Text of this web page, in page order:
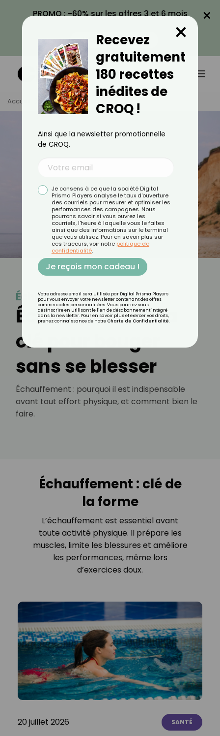
PROMO : -60% sur les offres 3 et 6 mois
VOIR LA PROMO
×
Accueil Tag Échauffement
Échauffement
Échauffement : la
clé pour bouger
sans se blesser
Échauffement : pourquoi il est indispensable
avant tout effort physique, et comment bien le
faire.
Échauffement : clé de
la forme
L’échauffement est essentiel avant
toute activité physique. Il prépare les
muscles, limite les blessures et améliore
les performances, même lors
d’exercices doux.
20 juillet 2026 SANTÉ
Recevez
gratuitement
180 recettes
inédites de
CROQ !
×
Ainsi que la newsletter promotionnelle
de CROQ.
Je consens à ce que la société Digital
Prisma Players analyse le taux d'ouverture
des courriels pour mesurer et optimiser les
performances des campagnes. Nous
pourrons savoir si vous ouvrez les
courriels, l'heure à laquelle vous le faites
ainsi que des informations sur le terminal
que vous utilisez. Pour en savoir plus sur
ces traceurs, voir notre politique de
confidentialité.
Je reçois mon cadeau !
Votre adresse email sera utilisée par Digital Prisma Players
pour vous envoyer votre newsletter contenant des offres
commerciales personnalisées. Vous pourrez vous
désinscrire en utilisant le lien de désabonnement intégré
dans la newsletter. Pour en savoir plus et exercer vos droits,
prenez connaissance de notre Charte de Confidentialité.